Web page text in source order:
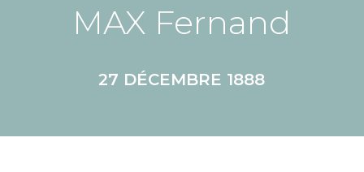
MAX Fernand
27 DÉCEMBRE 1888